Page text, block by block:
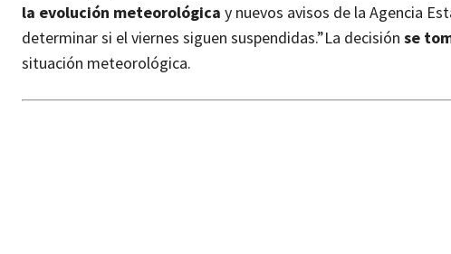
la evolución meteorológica y nuevos avisos de la Agencia
determinar si el viernes siguen suspendidas.”La decisión se
situación meteorológica.